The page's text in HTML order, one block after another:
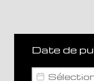
Date de
Date de
Date de